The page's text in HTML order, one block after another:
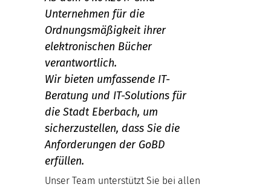
Unternehmen für die
Ordnungsmäßigkeit ihrer
elektronischen Bücher
verantwortlich.
Wir bieten umfassende IT-
Beratung und IT-Solutions für
die Stadt Eberbach, um
sicherzustellen, dass Sie die
Anforderungen der GoBD
erfüllen.
Unser Team unterstützt Sie bei allen